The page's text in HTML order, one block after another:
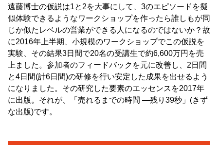
遠藤博士の仮説は1と2を大事にして、3のエピソードを擬
似体験できるようなワークショップを作ったら誰しもが同
じか似たレベルの営業ができる人になるのではないか？故
に2016年上半期、小規模のワークショップでこの仮説を
実験、その結果3日間で20名の受講生で約6,600万円を売
上ました。参加者のフィードバックを元に改善し、2日間
と4日間(計6日間)の研修を行い安定した成果を出せるよう
になりました。その研究した要素のエッセンスを2017年
に出版。それが、「売れるまでの時間 ―残り39秒」(きず
な出版)です。